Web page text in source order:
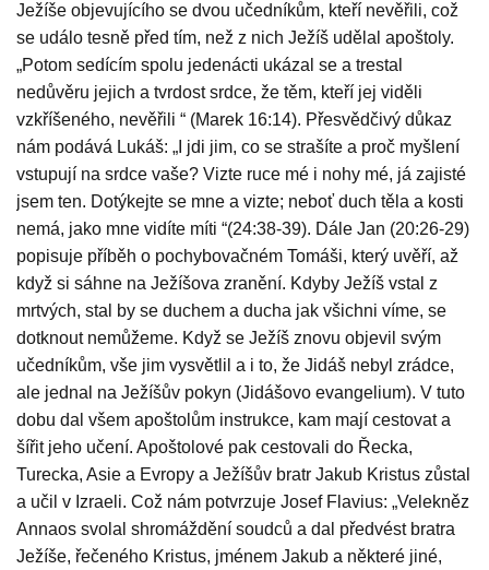
Ježíše objevujícího se dvou učedníkům, kteří nevěřili, což
se událo tesně před tím, než z nich Ježíš udělal apoštoly.
„Potom sedícím spolu jedenácti ukázal se a trestal
nedůvěru jejich a tvrdost srdce, že těm, kteří jej viděli
vzkříšeného, nevěřili “ (Marek 16:14). Přesvědčivý důkaz
nám podává Lukáš: „I jdi jim, co se strašíte a proč myšlení
vstupují na srdce vaše? Vizte ruce mé i nohy mé, já zajisté
jsem ten. Dotýkejte se mne a vizte; neboť duch těla a kosti
nemá, jako mne vidíte míti “(24:38-39). Dále Jan (20:26-29)
popisuje příběh o pochybovačném Tomáši, který uvěří, až
když si sáhne na Ježíšova zranění. Kdyby Ježíš vstal z
mrtvých, stal by se duchem a ducha jak všichni víme, se
dotknout nemůžeme. Když se Ježíš znovu objevil svým
učedníkům, vše jim vysvětlil a i to, že Jidáš nebyl zrádce,
ale jednal na Ježíšův pokyn (Jidášovo evangelium). V tuto
dobu dal všem apoštolům instrukce, kam mají cestovat a
šířit jeho učení. Apoštolové pak cestovali do Řecka,
Turecka, Asie a Evropy a Ježíšův bratr Jakub Kristus zůstal
a učil v Izraeli. Což nám potvrzuje Josef Flavius: „Velekněz
Annaos svolal shromáždění soudců a dal předvést bratra
Ježíše, řečeného Kristus, jménem Jakub a některé jiné,